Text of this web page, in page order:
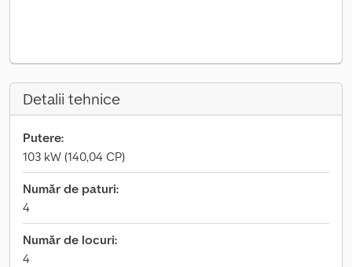
Detalii tehnice
Putere:
103 kW (140,04 CP)
Număr de paturi:
4
Număr de locuri:
4